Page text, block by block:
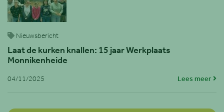
Nieuwsbericht
Laat de kurken knallen: 15 jaar Werkplaats
Monnikenheide
04/11/2025 Lees meer